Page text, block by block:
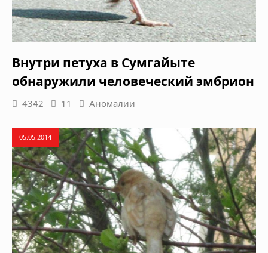
Внутри петуха в Сумгайыте
обнаружили человеческий эмбрион
4342 11 Аномалии
05.05.2014